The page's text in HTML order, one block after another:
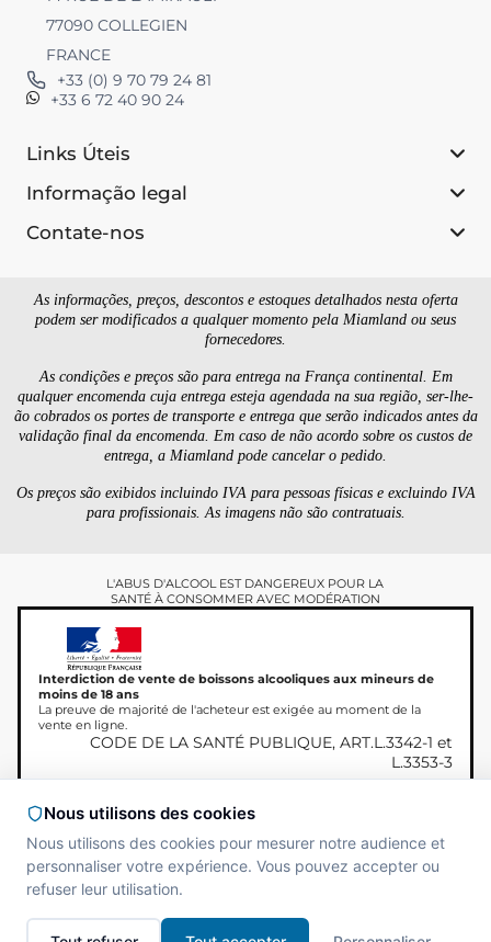
77090 COLLEGIEN
FRANCE
+33 (0) 9 70 79 24 81
+33 6 72 40 90 24
Links Úteis
Informação legal
Contate-nos
As informações, preços, descontos e estoques detalhados nesta oferta
podem ser modificados a qualquer momento pela Miamland ou seus
fornecedores.
As condições e preços são para entrega na França continental. Em
qualquer encomenda cuja entrega esteja agendada na sua região, ser-lhe-
ão cobrados os portes de transporte e entrega que serão indicados antes da
validação final da encomenda. Em caso de não acordo sobre os custos de
entrega, a Miamland pode cancelar o pedido.
Os preços são exibidos incluindo IVA para pessoas físicas e excluindo IVA
para profissionais. As imagens não são contratuais.
L'ABUS D'ALCOOL EST DANGEREUX POUR LA
SANTÉ À CONSOMMER AVEC MODÉRATION
Interdiction de vente de boissons alcooliques aux mineurs de
moins de 18 ans
La preuve de majorité de l'acheteur est exigée au moment de la
vente en ligne.
CODE DE LA SANTÉ PUBLIQUE, ART.L.3342-1 et
L.3353-3
Copyright © 2026
Miamland, Todos os direitos
reservados.
Site réalisé parMAADAM
SOLUTIONS
Nous utilisons des cookies
Nous utilisons des cookies pour mesurer notre audience et
personnaliser votre expérience. Vous pouvez accepter ou
refuser leur utilisation.